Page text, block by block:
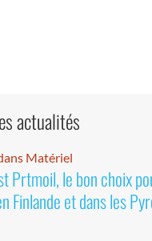
actualités
Matériel
Prtmoil, le bon choix
Finlande et dans les